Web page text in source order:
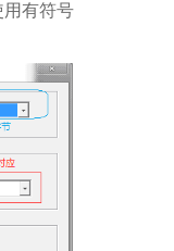
有符号